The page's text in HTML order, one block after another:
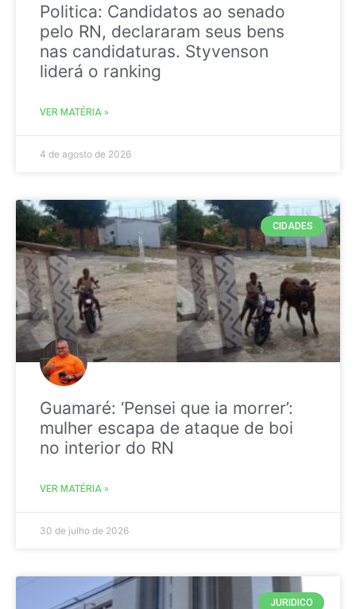
Politica: Candidatos ao senado
pelo RN, declararam seus bens
nas candidaturas. Styvenson
liderá o ranking
VER MATÉRIA »
4 de agosto de 2026
CIDADES
Guamaré: ‘Pensei que ia morrer’:
mulher escapa de ataque de boi
no interior do RN
VER MATÉRIA »
30 de julho de 2026
JURIDICO